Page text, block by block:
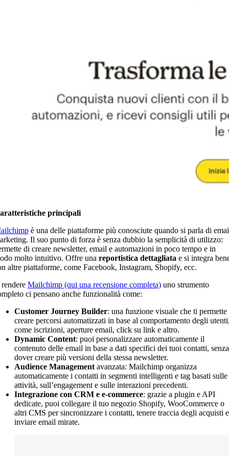
principali
è una delle piattaforme più conosciute quando si parla di
Il suo punto di forza è senza dubbio la semplicità di utilizzo:
di creare newsletter, email e automazioni in poco tempo e in
molto intuitivo. Offre una reportistica dettagliata e si integra
altre piattaforme, come Facebook, Instagram, Shopify, ecc.
Mailchimp (qui una recensione completa) uno strumento
ci pensano anche funzionalità come:
Customer Journey Builder: una funzione visuale che ti permette
creare percorsi automatizzati in base al comportamento degli
come iscrizioni, aperture email, click su link e altro.
Dynamic Content: puoi personalizzare automaticamente il
contenuto delle email in base a dati specifici dei tuoi contatti, senza
dover creare più versioni della stessa newsletter.
Audience Management avanzata: Mailchimp organizza
automaticamente i contatti in segmenti intelligenti e tag basati sulle
attività, sull’engagement e sulle interazioni precedenti.
Integrazione con CRM e e-commerce: grazie a plugin e API
dedicate, puoi collegare il tuo negozio Shopify, WooCommerce o
altri CMS per sincronizzare i contatti, tenere traccia degli acquisti e
inviare email mirate.